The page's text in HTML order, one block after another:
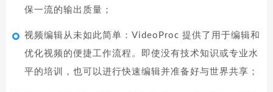
保一流的输出质量；
视频编辑从未如此简单：VideoProc 提供了用于编辑和
优化视频的便捷工作流程。即使没有技术知识或专业水
平的培训，也可以进行快速编辑并准备好与世界共享；